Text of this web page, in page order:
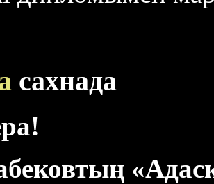
сахнада